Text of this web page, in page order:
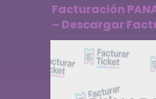
Facturación
– Descargar